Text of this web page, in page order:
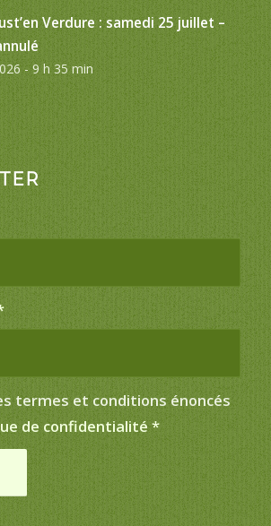
Verdure : samedi 25 juillet –
- 9 h 35 min
termes et conditions énoncés
de confidentialité *